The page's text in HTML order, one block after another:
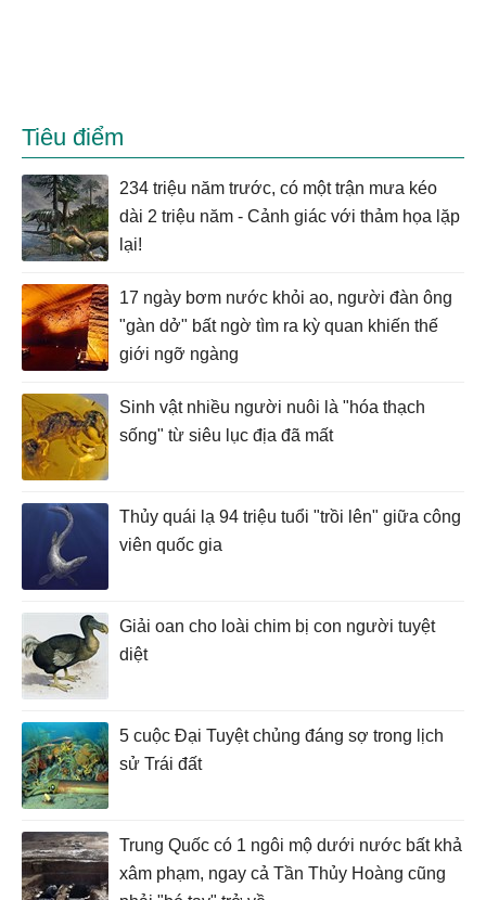
Tiêu điểm
234 triệu năm trước, có một trận mưa kéo
dài 2 triệu năm - Cảnh giác với thảm họa lặp
lại!
17 ngày bơm nước khỏi ao, người đàn ông
"gàn dở" bất ngờ tìm ra kỳ quan khiến thế
giới ngỡ ngàng
Sinh vật nhiều người nuôi là "hóa thạch
sống" từ siêu lục địa đã mất
Thủy quái lạ 94 triệu tuổi "trồi lên" giữa công
viên quốc gia
Giải oan cho loài chim bị con người tuyệt
diệt
5 cuộc Đại Tuyệt chủng đáng sợ trong lịch
sử Trái đất
Trung Quốc có 1 ngôi mộ dưới nước bất khả
xâm phạm, ngay cả Tần Thủy Hoàng cũng